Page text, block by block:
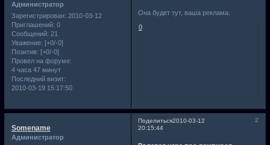
Администратор
Зарегистрирован: 2010-03-12
Приглашений: 0
Сообщений: 21
Уважение: [+0/-0]
Позитив: [+0/-0]
Провел на форуме:
4 часа 47 минут
Последний визит:
2010-03-19 15:17:50
Она будет тут, ваша реклама.
0
Поделиться 2
2010-03-12
20:15:44
Somename
Администратор